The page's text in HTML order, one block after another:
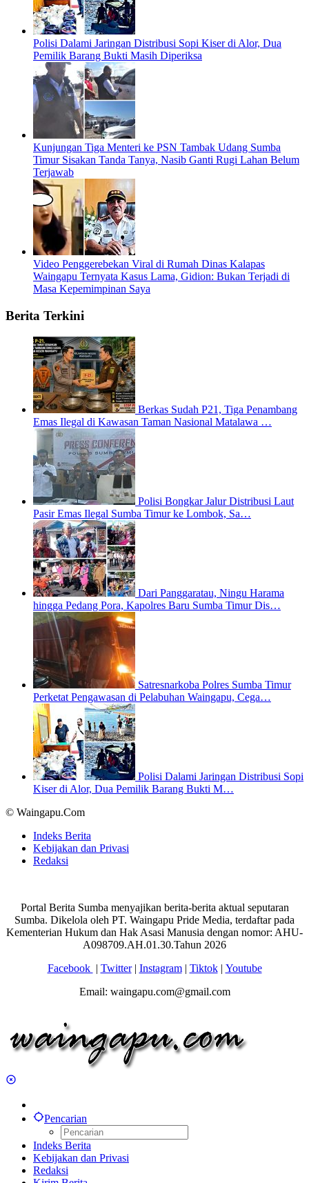
Polisi Dalami Jaringan Distribusi Sopi Kiser di Alor, Dua
Pemilik Barang Bukti Masih Diperiksa
Kunjungan Tiga Menteri ke PSN Tambak Udang Sumba
Timur Sisakan Tanda Tanya, Nasib Ganti Rugi Lahan Belum
Terjawab
Video Penggerebekan Viral di Rumah Dinas Kalapas
Waingapu Ternyata Kasus Lama, Gidion: Bukan Terjadi di
Masa Kepemimpinan Saya
Berita Terkini
Berkas Sudah P21, Tiga Penambang
Emas Ilegal di Kawasan Taman Nasional Matalawa …
Polisi Bongkar Jalur Distribusi Laut
Pasir Emas Ilegal Sumba Timur ke Lombok, Sa…
Dari Panggaratau, Ningu Harama
hingga Pedang Pora, Kapolres Baru Sumba Timur Dis…
Satresnarkoba Polres Sumba Timur
Perketat Pengawasan di Pelabuhan Waingapu, Cega…
Polisi Dalami Jaringan Distribusi Sopi
Kiser di Alor, Dua Pemilik Barang Bukti M…
© Waingapu.Com
Indeks Berita
Kebijakan dan Privasi
Redaksi
Portal Berita Sumba menyajikan berita-berita aktual seputaran
Sumba. Dikelola oleh PT. Waingapu Pride Media, terdaftar pada
Kementerian Hukum dan Hak Asasi Manusia dengan nomor: AHU-
A098709.AH.01.30.Tahun 2026
Facebook | Twitter| Instagram| Tiktok| Youtube
Email: waingapu.com@gmail.com
Pencarian
Indeks Berita
Kebijakan dan Privasi
Redaksi